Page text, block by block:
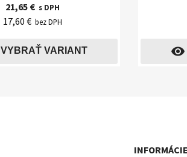
21,65 € s DPH
17,60 € bez DPH
VYBRAŤ VARIANT visibility